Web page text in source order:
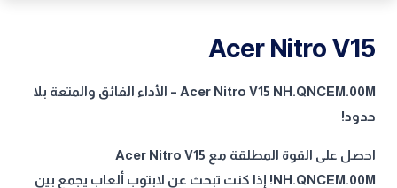
Acer Nitro V15
Acer Nitro V15 NH.QNCEM.00M – الأداء الفائق والمتعة بلا
حدود!
احصل على القوة المطلقة مع Acer Nitro V15
NH.QNCEM.00M! إذا كنت تبحث عن لابتوب ألعاب يجمع بين